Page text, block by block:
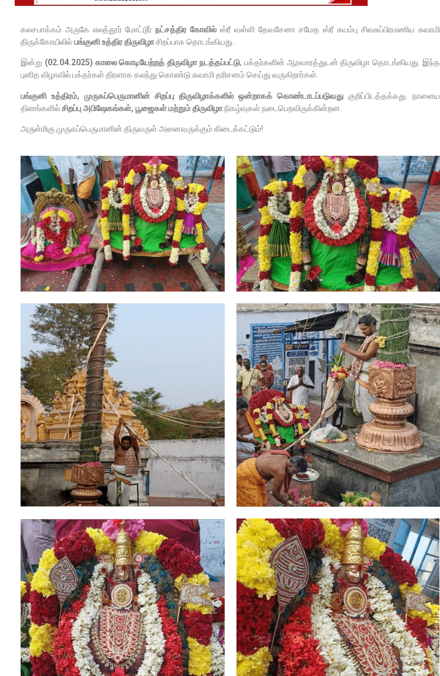
கலசபாக்கம் அருகே எலத்தூர் மோட்டூர் நட்சத்திர கோவில் ஸ்ரீ வள்ளி தேவசேனா சமேத ஸ்ரீ சுயம்பு சிவசுப்பிரமணிய சுவாமி
திருக்கோயிலில்பங்குனி உத்திர திருவிழாசிறப்பாக தொடங்கியது.
இன்று (02.04.2025) காலை கொடியேற்றத் திருவிழா நடத்தப்பட்டு, பக்தர்களின் ஆரவாரத்துடன் திருவிழா தொடங்கியது. இந்த
புனித விழாவில் பக்தர்கள் திரளாக கலந்து கொண்டு சுவாமி தரிசனம் செய்து வருகிறார்கள்.
பங்குனி உத்திரம், முருகப்பெருமானின் சிறப்பு திருவிழாக்களில் ஒன்றாகக் கொண்டாடப்படுவது குறிப்பிடத்தக்கது. நாளைய
தினங்களில்சிறப்பு அபிஷேகங்கள், பூஜைகள் மற்றும் திருவிழாநிகழ்வுகள் நடைபெறவிருக்கின்றன.
அருள்மிகு முருகப்பெருமானின் திருவருள் அனைவருக்கும் கிடைக்கட்டும்!